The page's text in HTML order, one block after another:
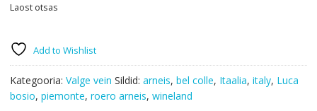
Laost otsas
Add to Wishlist
Kategooria: Valge vein Sildid: arneis, bel colle, Itaalia, italy, Luca
bosio, piemonte, roero arneis, wineland